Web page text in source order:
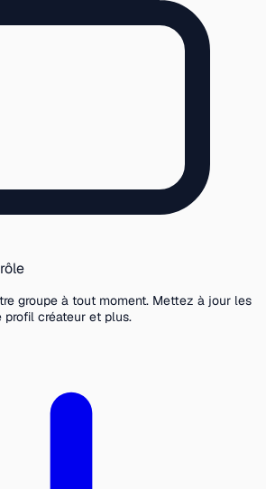
groupe à tout moment. Mettez à jour les
créateur et plus.